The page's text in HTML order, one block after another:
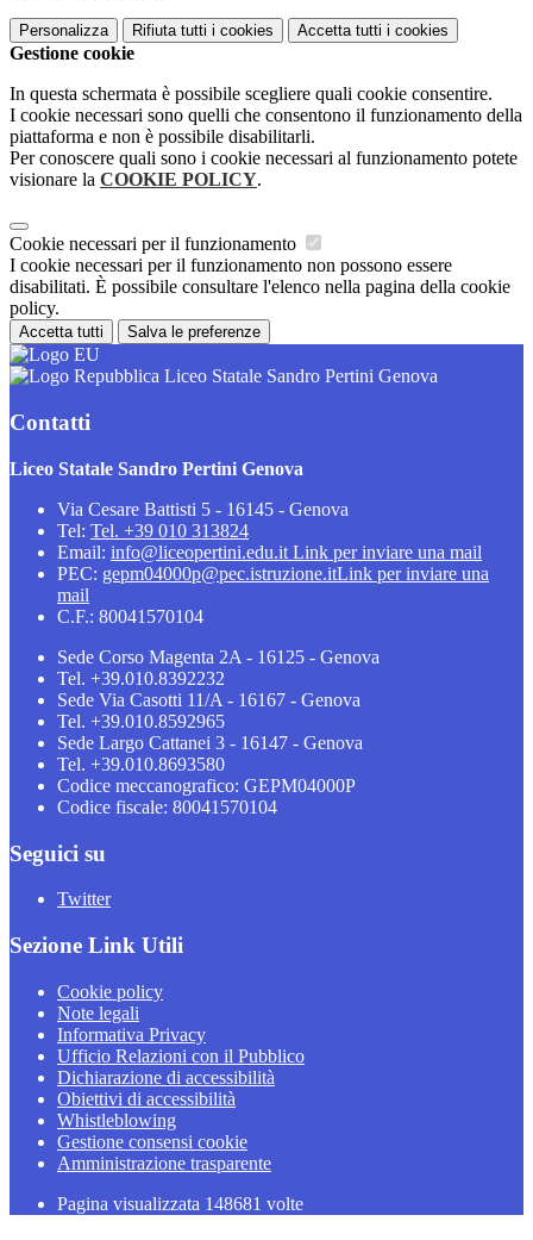
Personalizza Rifiuta tutti i cookies Accetta tutti i cookies
Gestione cookie
In questa schermata è possibile scegliere quali cookie consentire.
I cookie necessari sono quelli che consentono il funzionamento della
piattaforma e non è possibile disabilitarli.
Per conoscere quali sono i cookie necessari al funzionamento potete
visionare la COOKIE POLICY.
Cookie necessari per il funzionamento
I cookie necessari per il funzionamento non possono essere
disabilitati. È possibile consultare l'elenco nella pagina della cookie
policy.
Accetta tutti Salva le preferenze
Liceo Statale Sandro Pertini Genova
Contatti
Liceo Statale Sandro Pertini Genova
Via Cesare Battisti 5 - 16145 - Genova
Tel: Tel. +39 010 313824
Email: info@liceopertini.edu.it Link per inviare una mail
PEC: gepm04000p@pec.istruzione.itLink per inviare una
mail
C.F.: 80041570104
Sede Corso Magenta 2A - 16125 - Genova
Tel. +39.010.8392232
Sede Via Casotti 11/A - 16167 - Genova
Tel. +39.010.8592965
Sede Largo Cattanei 3 - 16147 - Genova
Tel. +39.010.8693580
Codice meccanografico: GEPM04000P
Codice fiscale: 80041570104
Seguici su
Twitter
Sezione Link Utili
Cookie policy
Note legali
Informativa Privacy
Ufficio Relazioni con il Pubblico
Dichiarazione di accessibilità
Obiettivi di accessibilità
Whistleblowing
Gestione consensi cookie
Amministrazione trasparente
Pagina visualizzata 148681 volte